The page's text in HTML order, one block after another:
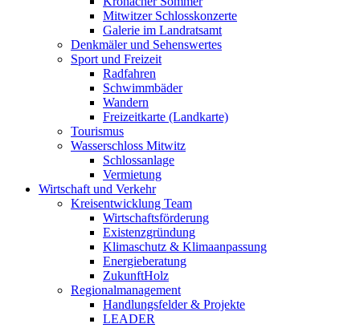
Mitwitzer Schlosskonzerte
Galerie im Landratsamt
Denkmäler und Sehenswertes
Sport und Freizeit
Radfahren
Schwimmbäder
Wandern
Freizeitkarte (Landkarte)
Tourismus
Wasserschloss Mitwitz
Schlossanlage
Vermietung
Wirtschaft und Verkehr
Kreisentwicklung Team
Wirtschaftsförderung
Existenzgründung
Klimaschutz & Klimaanpassung
Energieberatung
ZukunftHolz
Regionalmanagement
Handlungsfelder & Projekte
LEADER